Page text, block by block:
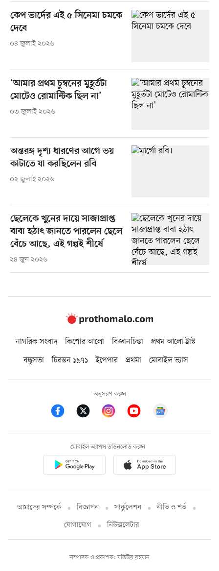
কেপ ভার্দের এই ৫ সিনেমা চমকে
দেবে
০৪ জুলাই ২০২৬
‘আমার প্রথম চুম্বনের মুহূর্তটা
মোটেও রোমান্টিক ছিল না’
০৩ জুলাই ২০২৬
অন্তরঙ্গ দৃশ্য ধারণের আগে ভয়
কাটাতে যা করছিলেন রবি
০২ জুলাই ২০২৬
ছেলেকে খুনের দায়ে সাজাপ্রাপ্ত
বাবা হঠাৎ জানতে পারলেন ছেলে
বেঁচে আছে, এই গল্পই শীর্ষে
২৪ জুন ২০২৬
নাগরিক সংবাদ কিশোর আলো বিজ্ঞানচিন্তা
প্রথম আলো ট্রাস্ট
বন্ধুসভা
চিরন্তন ১৯৭১ ইপেপার প্রথমা মোবাইল ভ্যাস
অনুসরণ করুন
মোবাইল অ্যাপস ডাউনলোড করুন
আমাদের সম্পর্কে বিজ্ঞাপন সার্কুলেশন
নীতি ও শর্ত
যোগাযোগ
নিউজলেটার
সম্পাদক ও প্রকাশক: মতিউর রহমান